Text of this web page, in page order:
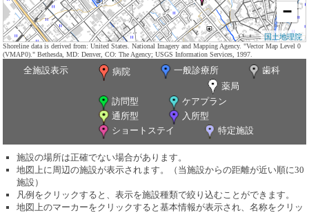
−
国土地理院
Shoreline data is derived from: United States. National Imagery and Mapping Agency. "Vector Map Level 0
(VMAP0)." Bethesda, MD: Denver, CO: The Agency; USGS Information Services, 1997.
全施設表示 病院 一般診療所
歯科
薬局
訪問型
ケアプラン
通所型
入所型
ショートステイ
特定施設
施設の場所は正確でない場合があります。
地図上に周辺の施設が表示されます。（当施設からの距離が近い順に30
施設）
凡例をクリックすると、表示を施設種類で絞り込むことができます。
地図上のマーカーをクリックすると基本情報が表示され、名称をクリッ